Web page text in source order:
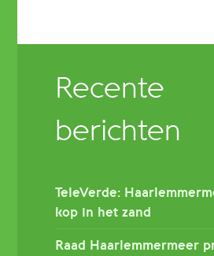
Recente
berichten
TeleVerde:
kop in het zand
Raad Haarlemmermeer